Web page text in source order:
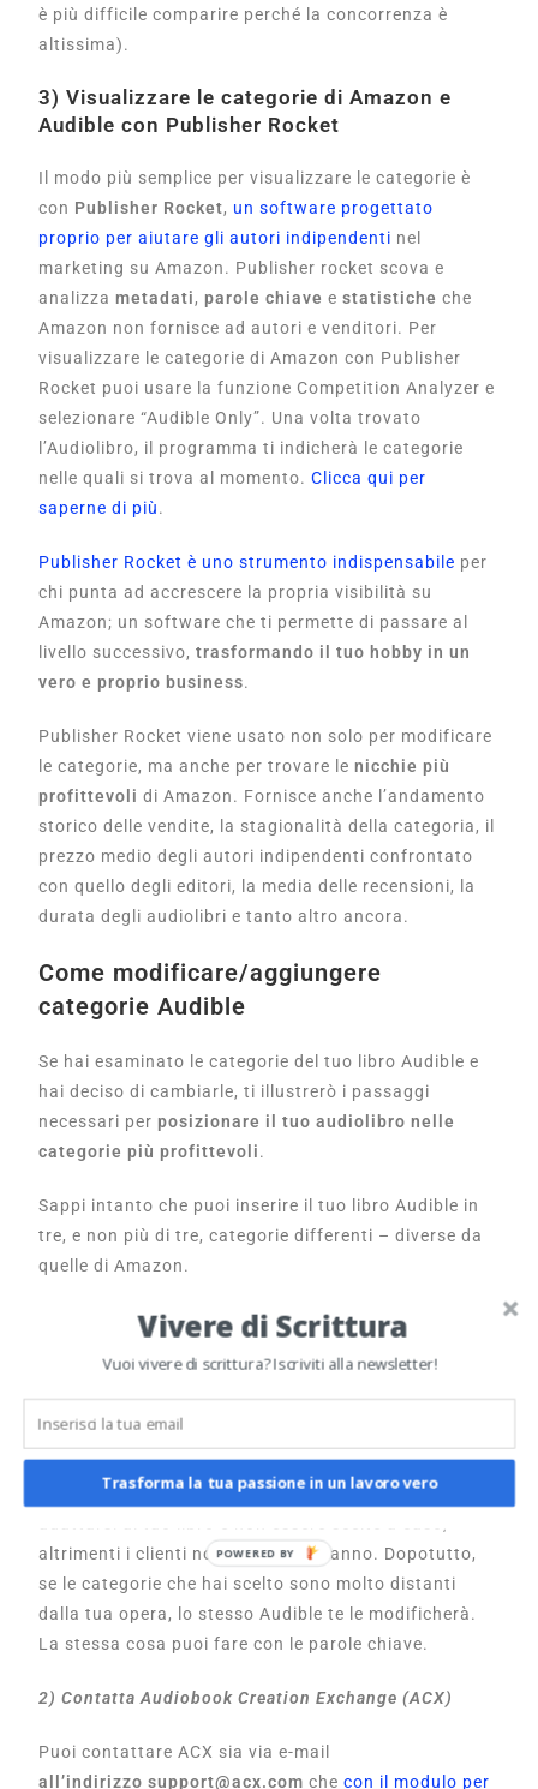
è più difficile comparire perché la concorrenza è
altissima).
3) Visualizzare le categorie di Amazon e
Audible con Publisher Rocket
Il modo più semplice per visualizzare le categorie è
con Publisher Rocket, un software progettato
proprio per aiutare gli autori indipendenti nel
marketing su Amazon. Publisher rocket scova e
analizzametadati,parole chiave estatistiche che
Amazon non fornisce ad autori e venditori. Per
visualizzare le categorie di Amazon con Publisher
Rocket puoi usare la funzione Competition Analyzer e
selezionare “Audible Only”. Una volta trovato
l’Audiolibro, il programma ti indicherà le categorie
nelle quali si trova al momento.Clicca qui per
saperne di più.
Publisher Rocket è uno strumento indispensabile per
chi punta ad accrescere la propria visibilità su
Amazon; un software che ti permette di passare al
livello successivo,trasformando il tuo hobby in un
vero e proprio business.
Publisher Rocket viene usato non solo per modificare
le categorie, ma anche per trovare lenicchie più
profittevoli di Amazon. Fornisce anche l’andamento
storico delle vendite, la stagionalità della categoria, il
prezzo medio degli autori indipendenti confrontato
con quello degli editori, la media delle recensioni, la
durata degli audiolibri e tanto altro ancora.
Come modificare/aggiungere
categorie Audible
Se hai esaminato le categorie del tuo libro Audible e
hai deciso di cambiarle, ti illustrerò i passaggi
necessari perposizionare il tuo audiolibro nelle
categorie più profittevoli.
Sappi intanto che puoi inserire il tuo libro Audible in
tre, e non più di tre, categorie differenti – diverse da
quelle di Amazon.
1) Scegli le categorie più adatte
Per scegliere le categorie che più ti convengono –
ovvero quelle dove la concorrenza è più bassa e hai
più probabilità di finire in alto nella ricerca – puoi
utilizzare Publisher Rocket, cliccando sulla funzione
Solo Audible. Naturalmente, le categorie devono
altrimenti i clienti non lo acquisteranno. Dopotutto,
se le categorie che hai scelto sono molto distanti
dalla tua opera, lo stesso Audible te le modificherà.
La stessa cosa puoi fare con le parole chiave.
2) ContattaAudiobook Creation Exchange (ACX)
Puoi contattare ACX sia via e-mail
all’indirizzosupport@acx.com checon il modulo per
Vivere di Scrittura
Vuoi vivere di scrittura? Iscriviti alla newsletter!
Trasforma la tua passione in un lavoro vero
POWERED BY